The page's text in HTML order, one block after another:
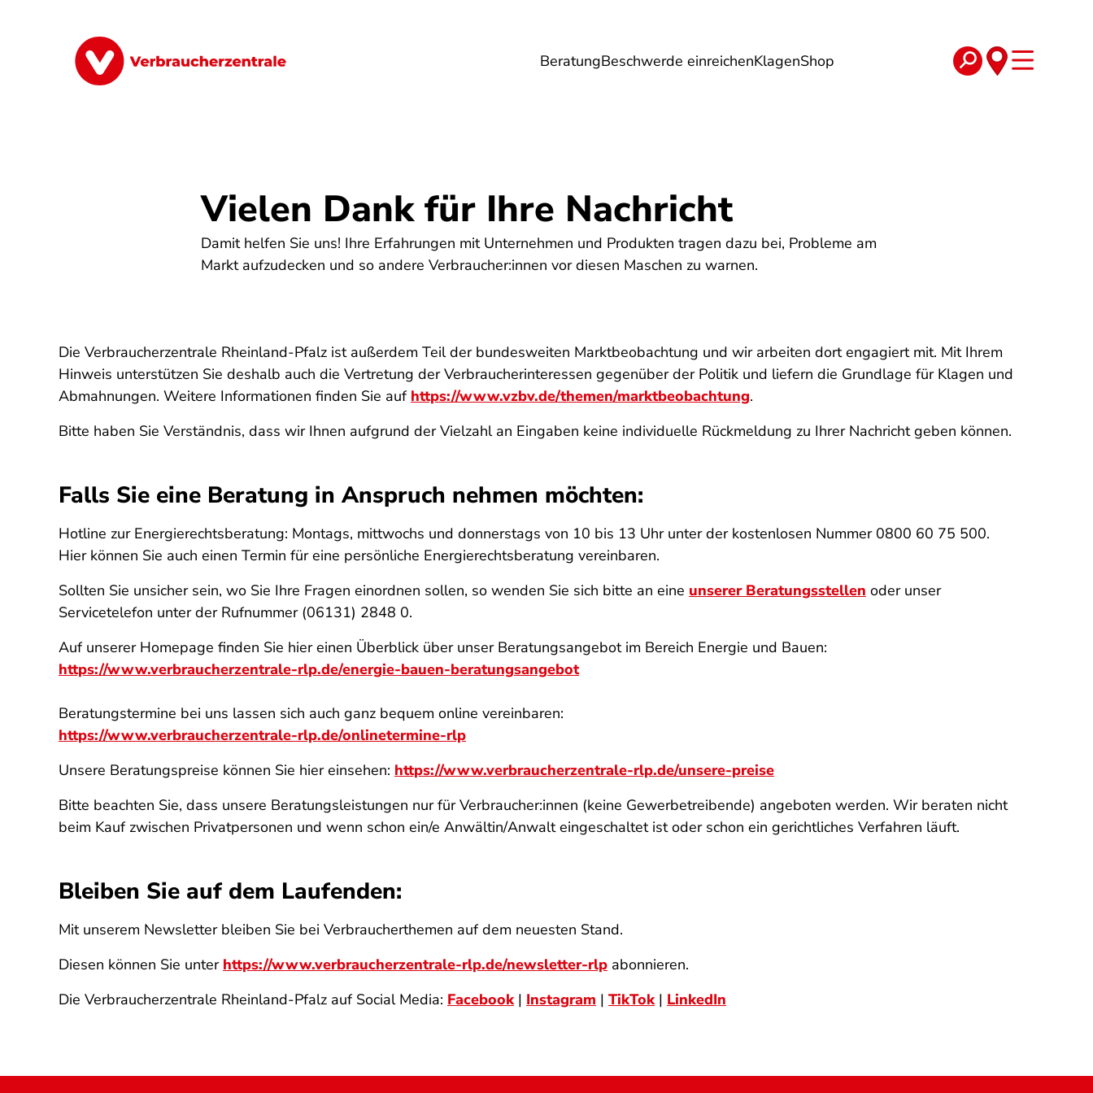
BeratungBeschwerde einreichenKlagenShop
Finanzen Digitales Lebensmittel Gesundheit Energie Reise Verträge
Vielen Dank für Ihre Nachricht
Damit helfen Sie uns! Ihre Erfahrungen mit Unternehmen und Produkten tragen dazu bei, Probleme am
Markt aufzudecken und so andere Verbraucher:innen vor diesen Maschen zu warnen.
Die Verbraucherzentrale Rheinland-Pfalz ist außerdem Teil der bundesweiten Marktbeobachtung und wir arbeiten dort engagiert mit. Mit Ihrem
Hinweis unterstützen Sie deshalb auch die Vertretung der Verbraucherinteressen gegenüber der Politik und liefern die Grundlage für Klagen und
Abmahnungen. Weitere Informationen finden Sie auf https://www.vzbv.de/themen/marktbeobachtung.
Bitte haben Sie Verständnis, dass wir Ihnen aufgrund der Vielzahl an Eingaben keine individuelle Rückmeldung zu Ihrer Nachricht geben können.
Falls Sie eine Beratung in Anspruch nehmen möchten:
Hotline zur Energierechtsberatung: Montags, mittwochs und donnerstags von 10 bis 13 Uhr unter der kostenlosen Nummer 0800 60 75 500.
Hier können Sie auch einen Termin für eine persönliche Energierechtsberatung vereinbaren.
Sollten Sie unsicher sein, wo Sie Ihre Fragen einordnen sollen, so wenden Sie sich bitte an eine unserer Beratungsstellen oder unser
Servicetelefon unter der Rufnummer (06131) 2848 0.
Auf unserer Homepage finden Sie hier einen Überblick über unser Beratungsangebot im Bereich Energie und Bauen:
https://www.verbraucherzentrale-rlp.de/energie-bauen-beratungsangebot
Beratungstermine bei uns lassen sich auch ganz bequem online vereinbaren:
https://www.verbraucherzentrale-rlp.de/onlinetermine-rlp
Unsere Beratungspreise können Sie hier einsehen: https://www.verbraucherzentrale-rlp.de/unsere-preise
Bitte beachten Sie, dass unsere Beratungsleistungen nur für Verbraucher:innen (keine Gewerbetreibende) angeboten werden. Wir beraten nicht
beim Kauf zwischen Privatpersonen und wenn schon ein/e Anwältin/Anwalt eingeschaltet ist oder schon ein gerichtliches Verfahren läuft.
Bleiben Sie auf dem Laufenden:
Mit unserem Newsletter bleiben Sie bei Verbraucherthemen auf dem neuesten Stand.
Diesen können Sie unter https://www.verbraucherzentrale-rlp.de/newsletter-rlp abonnieren.
Die Verbraucherzentrale Rheinland-Pfalz auf Social Media: Facebook| Instagram | TikTok| LinkedIn